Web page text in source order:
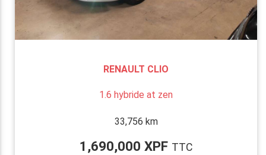
RENAULT CLIO
1.6 hybride at zen
33,756 km
1,690,000 XPF TTC